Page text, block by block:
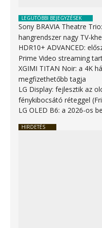
LEGUTÓBBI BEJEGYZÉSEK
Sony BRAVIA Theatre
hangrendszer nagy TV-
HDR10+ ADVANCED:
Prime Video streaming
XGIMI TITAN Noir: a 4K
megfizethetőbb tagja
LG Display: fejlesztik az
fénykibocsátó réteggel
LG OLED B6: a 2026-os
HIRDETÉS